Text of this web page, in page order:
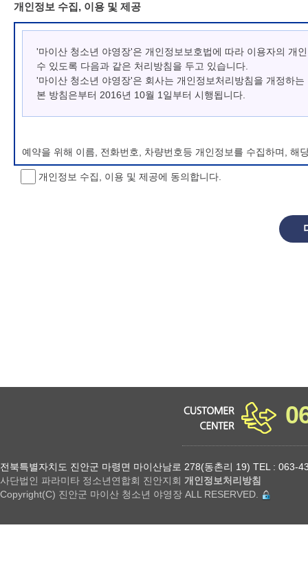
개인정보 수집, 이용 및 제공
'마이산 청소년 야영장'은 개인정보보호법에 따라 이용자의 개
수 있도록 다음과 같은 처리방침을 두고 있습니다.
'마이산 청소년 야영장'은 회사는 개인정보처리방침을 개정하
본 방침은부터 2016년 10월 1일부터 시행됩니다.
예약을 위해 이름, 전화번호, 차량번호등 개인정보를 수집하며, 해
개인정보 처리방침 변경
개인정보 수집, 이용 및 제공에 동의합니다.
전북특별자치도 진안군 마령면 마이산남로 278(동촌리 19) TEL : 063-
사단법인 파라미타 정소년연합회 진안지회 개인정보처리방침
Copyright(C) 진안군 마이산 청소년 야영장 ALL RESERVED.